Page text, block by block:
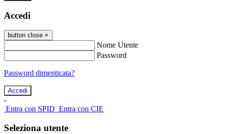
Accedi
button close ×
Nome Utente
Password
Password dimenticata?
-
Entra con SPID Entra con CIE
Seleziona utente